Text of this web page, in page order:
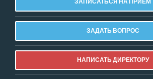
ЗАДАТЬ ВОПРОС
НАПИСАТЬ ДИРЕКТОРУ